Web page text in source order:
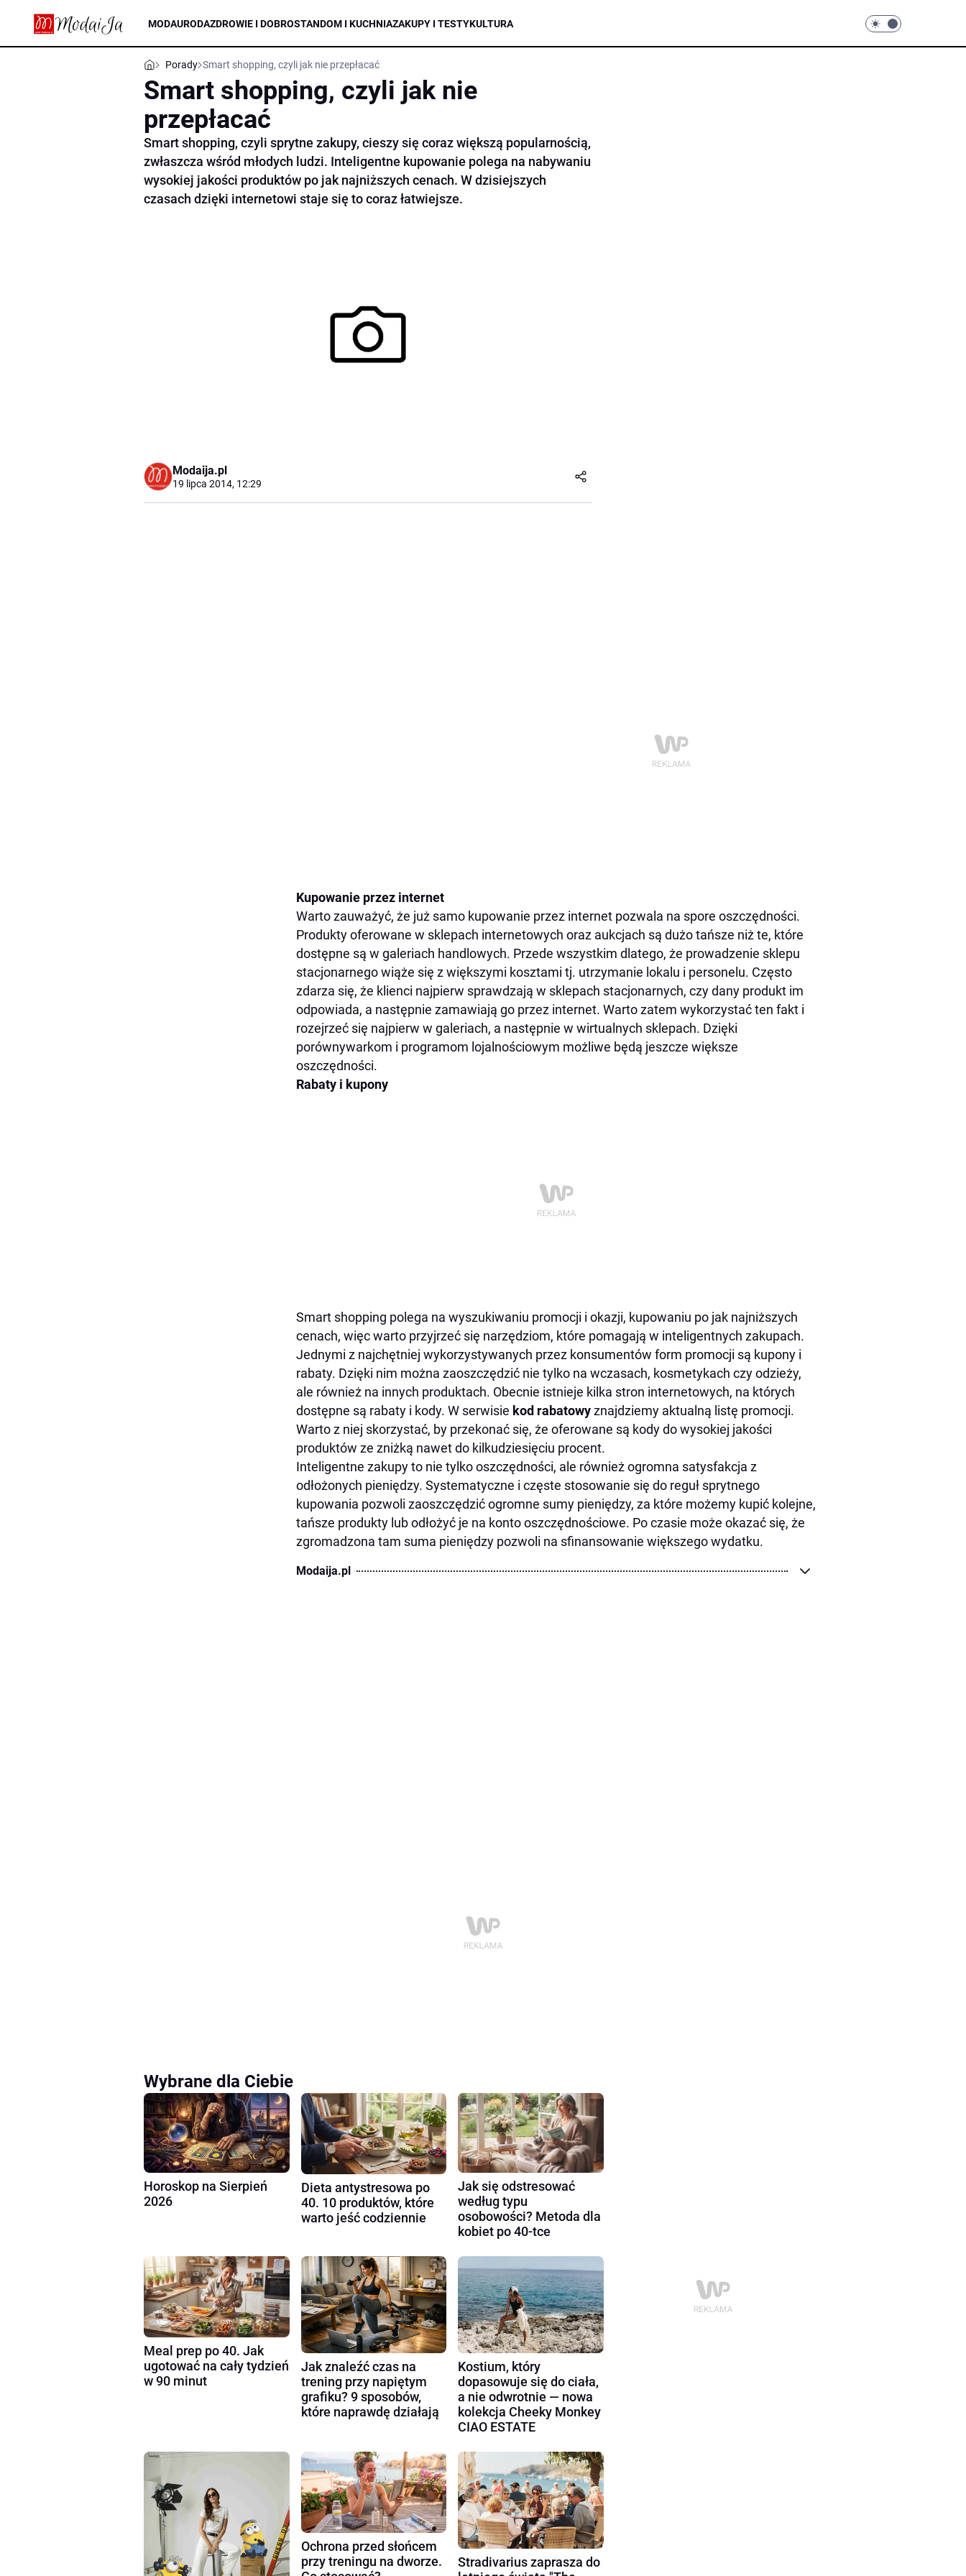
MODAURODAZDROWIE I DOBROSTANDOM I KUCHNIAZAKUPY I TESTYKULTURA
Porady Smart shopping, czyli jak nie przepłacać
Smart shopping, czyli jak nie
przepłacać
Smart shopping, czyli sprytne zakupy, cieszy się coraz większą popularnością,
zwłaszcza wśród młodych ludzi. Inteligentne kupowanie polega na nabywaniu
wysokiej jakości produktów po jak najniższych cenach. W dzisiejszych
czasach dzięki internetowi staje się to coraz łatwiejsze.
Modaija.pl
19 lipca 2014, 12:29
Kupowanie przez internet
Warto zauważyć, że już samo kupowanie przez internet pozwala na spore oszczędności.
Produkty oferowane w sklepach internetowych oraz aukcjach są dużo tańsze niż te, które
dostępne są w galeriach handlowych. Przede wszystkim dlatego, że prowadzenie sklepu
stacjonarnego wiąże się z większymi kosztami tj. utrzymanie lokalu i personelu. Często
zdarza się, że klienci najpierw sprawdzają w sklepach stacjonarnych, czy dany produkt im
odpowiada, a następnie zamawiają go przez internet. Warto zatem wykorzystać ten fakt i
rozejrzeć się najpierw w galeriach, a następnie w wirtualnych sklepach. Dzięki
porównywarkom i programom lojalnościowym możliwe będą jeszcze większe
oszczędności.
Rabaty i kupony
Smart shopping polega na wyszukiwaniu promocji i okazji, kupowaniu po jak najniższych
cenach, więc warto przyjrzeć się narzędziom, które pomagają w inteligentnych zakupach.
Jednymi z najchętniej wykorzystywanych przez konsumentów form promocji są kupony i
rabaty. Dzięki nim można zaoszczędzić nie tylko na wczasach, kosmetykach czy odzieży,
ale również na innych produktach. Obecnie istnieje kilka stron internetowych, na których
dostępne są rabaty i kody. W serwisie kod rabatowyznajdziemy aktualną listę promocji.
Warto z niej skorzystać, by przekonać się, że oferowane są kody do wysokiej jakości
produktów ze zniżką nawet do kilkudziesięciu procent.
Inteligentne zakupy to nie tylko oszczędności, ale również ogromna satysfakcja z
odłożonych pieniędzy. Systematyczne i częste stosowanie się do reguł sprytnego
kupowania pozwoli zaoszczędzić ogromne sumy pieniędzy, za które możemy kupić kolejne,
tańsze produkty lub odłożyć je na konto oszczędnościowe. Po czasie może okazać się, że
zgromadzona tam suma pieniędzy pozwoli na sfinansowanie większego wydatku.
Modaija.pl
Wybrane dla Ciebie
Horoskop na Sierpień
2026
Dieta antystresowa po
40. 10 produktów, które
warto jeść codziennie
Jak się odstresować
według typu
osobowości? Metoda dla
kobiet po 40-tce
Meal prep po 40. Jak
ugotować na cały tydzień
w 90 minut
Jak znaleźć czas na
trening przy napiętym
grafiku? 9 sposobów,
które naprawdę działają
Kostium, który
dopasowuje się do ciała,
a nie odwrotnie — nowa
kolekcja Cheeky Monkey
CIAO ESTATE
Ochrona przed słońcem
przy treningu na dworze.
Stradivarius zaprasza do